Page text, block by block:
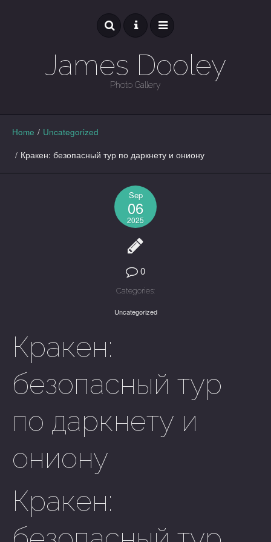
James Dooley
Photo Gallery
GALLERY
Home / Uncategorized
/ Кракен: безопасный тур по даркнету и ониону
Sep
06
2025
0
Categories:
Uncategorized
Кракен:
безопасный тур
по даркнету и
ониону
Кракен: